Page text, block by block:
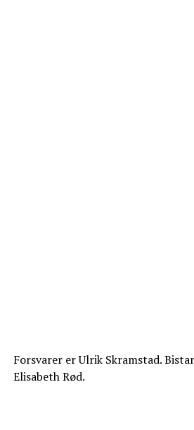
Forsvarer er Ulrik Skramstad.
Elisabeth Rød.